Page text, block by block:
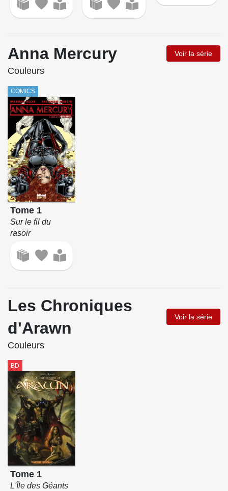
Anna Mercury Voir la série
Couleurs
COMICS
Tome 1
Sur le fil du
rasoir
Les Chroniques
d'Arawn
Voir la série
Couleurs
BD
Tome 1
L'Île des Géants